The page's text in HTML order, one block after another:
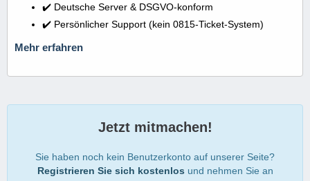
✔️ Deutsche Server & DSGVO-konform
✔️ Persönlicher Support (kein 0815-Ticket-System)
Mehr erfahren
Jetzt mitmachen!
Sie haben noch kein Benutzerkonto auf unserer Seite?
Registrieren Sie sich kostenlos und nehmen Sie an